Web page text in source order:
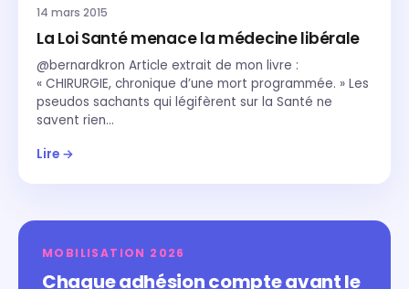
14 mars 2015
La Loi Santé menace la médecine libérale
@bernardkron Article extrait de mon livre :
« CHIRURGIE, chronique d’une mort programmée. » Les
pseudos sachants qui légifèrent sur la Santé ne
savent rien…
Lire →
MOBILISATION 2026
Chaque adhésion compte avant le